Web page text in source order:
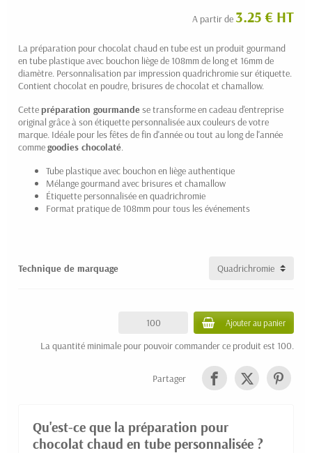
A partir de 3.25 € HT
La préparation pour chocolat chaud en tube est un produit gourmand
en tube plastique avec bouchon liège de 108mm de long et 16mm de
diamètre. Personnalisation par impression quadrichromie sur étiquette.
Contient chocolat en poudre, brisures de chocolat et chamallow.
Cettepréparation gourmande se transforme en cadeau d'entreprise
original grâce à son étiquette personnalisée aux couleurs de votre
marque. Idéale pour les fêtes de fin d'année ou tout au long de l'année
commegoodies chocolaté
Tube plastique avec bouchon en liège authentique
Mélange gourmand avec brisures et chamallow
Étiquette personnalisée en quadrichromie
Format pratique de 108mm pour tous les événements
Technique de marquage
Ajouter au panier
La quantité minimale pour pouvoir commander ce produit est 100.
Partager
Qu'est-ce que la préparation pour
chocolat chaud en tube personnalisée ?